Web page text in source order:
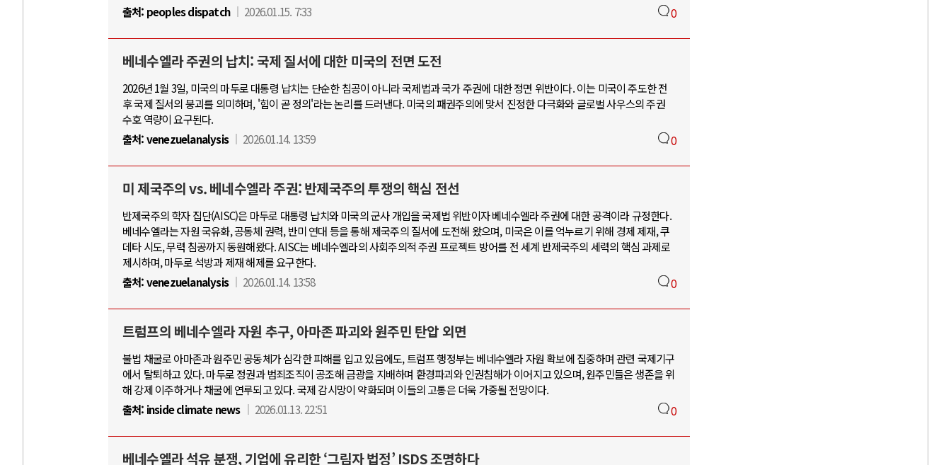
출처: peoples dispatch 2026.01.15. 7:33 0
베네수엘라 주권의 납치: 국제 질서에 대한 미국의 전면 도전
2026년 1월 3일, 미국의 마두로 대통령 납치는 단순한 침공이 아니라 국제법과 국가 주권에 대한 정면 위반이다. 이는 미국이 주도한 전
후 국제 질서의 붕괴를 의미하며, '힘이 곧 정의'라는 논리를 드러낸다. 미국의 패권주의에 맞서 진정한 다극화와 글로벌 사우스의 주권
수호 역량이 요구된다.
출처:venezuelanalysis 2026.01.14. 13:59 0
미 제국주의 vs. 베네수엘라 주권: 반제국주의 투쟁의 핵심 전선
반제국주의 학자 집단(AISC)은 마두로 대통령 납치와 미국의 군사 개입을 국제법 위반이자 베네수엘라 주권에 대한 공격이라 규정한다.
베네수엘라는 자원 국유화, 공동체 권력, 반미 연대 등을 통해 제국주의 질서에 도전해 왔으며, 미국은 이를 억누르기 위해 경제 제재, 쿠
데타 시도, 무력 침공까지 동원해왔다. AISC는 베네수엘라의 사회주의적 주권 프로젝트 방어를 전 세계 반제국주의 세력의 핵심 과제로
제시하며, 마두로 석방과 제재 해제를 요구한다.
출처:venezuelanalysis 2026.01.14. 13:58 0
트럼프의 베네수엘라 자원 추구, 아마존 파괴와 원주민 탄압 외면
불법 채굴로 아마존과 원주민 공동체가 심각한 피해를 입고 있음에도, 트럼프 행정부는 베네수엘라 자원 확보에 집중하며 관련 국제기구
에서 탈퇴하고 있다. 마두로 정권과 범죄조직이 공조해 금광을 지배하며 환경파괴와 인권침해가 이어지고 있으며, 원주민들은 생존을 위
해 강제 이주하거나 채굴에 연루되고 있다. 국제 감시망이 약화되며 이들의 고통은 더욱 가중될 전망이다.
출처: inside climate news 2026.01.13. 22:51 0
베네수엘라 석유 분쟁, 기업에 유리한 ‘그림자 법정’ ISDS 조명하다